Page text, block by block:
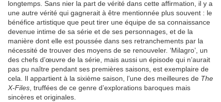
longtemps. Sans nier la part de vérité dans cette affirmation, il y a
une autre vérité qui gagnerait à être mentionnée plus souvent : le
bénéfice artistique que peut tirer une équipe de sa connaissance
devenue intime de sa série et de ses personnages, et de la
manière dont elle est poussée dans ses retranchements par la
nécessité de trouver des moyens de se renouveler. ‘Milagro’, un
des chefs d’œuvre de la série, mais aussi un épisode qui n’aurait
pas pu naître pendant ses premières saisons, est exemplaire de
cela. Il appartient à la sixième saison, l’une des meilleures de The
X-Files , truffées de ce genre d’explorations baroques mais
sincères et originales.